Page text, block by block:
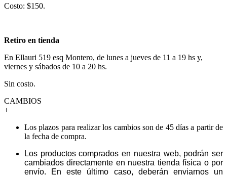
Costo: $150.
Retiro en tienda
En Ellauri 519 esq Montero, de lunes a jueves de 11 a 19 hs y,
viernes y sábados de 10 a 20 hs.
Sin costo.
CAMBIOS
+
Los plazos para realizar los cambios son de 45 días a partir de
la fecha de compra.
Los productos comprados en nuestra web, podrán ser
cambiados directamente en nuestra tienda física o por
envío. En este último caso, deberán enviarnos un